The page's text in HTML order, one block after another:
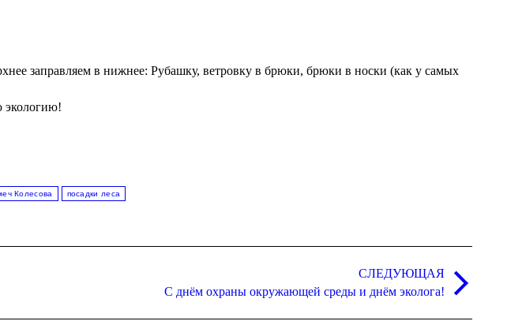
заправляем в нижнее: Рубашку, ветровку в брюки, брюки в носки (как у самых
экологию!
Колесова посадки леса
СЛЕДУЮЩАЯ
С днём охраны окружающей среды и днём эколога!